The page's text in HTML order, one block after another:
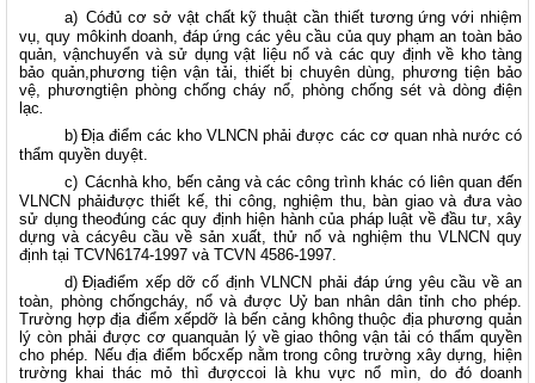
a) Cóđủ cơ sở vật chất kỹ thuật cần thiết tương ứng với nhiệm
vụ, quy môkinh doanh, đáp ứng các yêu cầu của quy phạm an toàn bảo
quản, vậnchuyển và sử dụng vật liệu nổ và các quy định về kho tàng
bảo quản,phương tiện vận tải, thiết bị chuyên dùng, phương tiện bảo
vệ, phươngtiện phòng chống cháy nổ, phòng chống sét và dòng điện
lạc
b) Địa điểm các kho VLNCN phải được các cơ quan nhà nước có
thẩm quyền duyệt.
c) Cácnhà kho, bến cảng và các công trình khác có liên quan đến
VLNCN phảiđược thiết kế, thi công, nghiệm thu, bàn giao và đưa vào
sử dụng theođúng các quy định hiện hành của pháp luật về đầu tư, xây
dựng và cácyêu cầu về sản xuất, thử nổ và nghiệm thu VLNCN quy
định tại TCVN6174-1997 và TCVN 4586-1997.
d) Địađiểm xếp dỡ cố định VLNCN phải đáp ứng yêu cầu về an
toàn, phòng chốngcháy, nổ và được Uỷ ban nhân dân tỉnh cho phép.
Trường hợp địa điểm xếpdỡ là bến cảng không thuộc địa phương quản
lý còn phải được cơ quanquản lý về giao thông vận tải có thẩm quyền
cho phép. Nếu địa điểm bốcxếp nằm trong công trường xây dựng, hiện
trường khai thác mỏ thì đượccoi là khu vực nổ mìn, do đó doanh